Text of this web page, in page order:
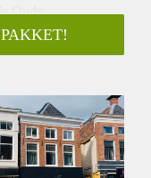
Oude
levendige stad,
je nodig hebt.
uitzicht over de
afstand van de
bruisende
te vervelen.